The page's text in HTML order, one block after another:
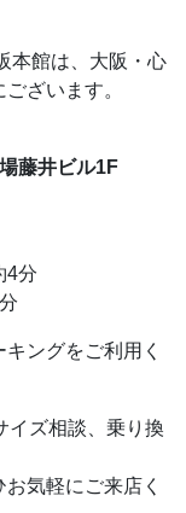
本館は、大阪・心
ざいます。
藤井ビル1F
4分
ングをご利用く
イズ相談、乗り換
気軽にご来店く